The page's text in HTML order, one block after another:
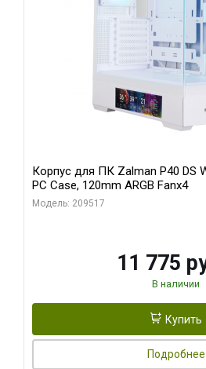
Корпус для ПК Zalman P40 DS
PC Case, 120mm ARGB Fanx4
Модель: 209517
11 775
В наличии
Купить
Подробнее